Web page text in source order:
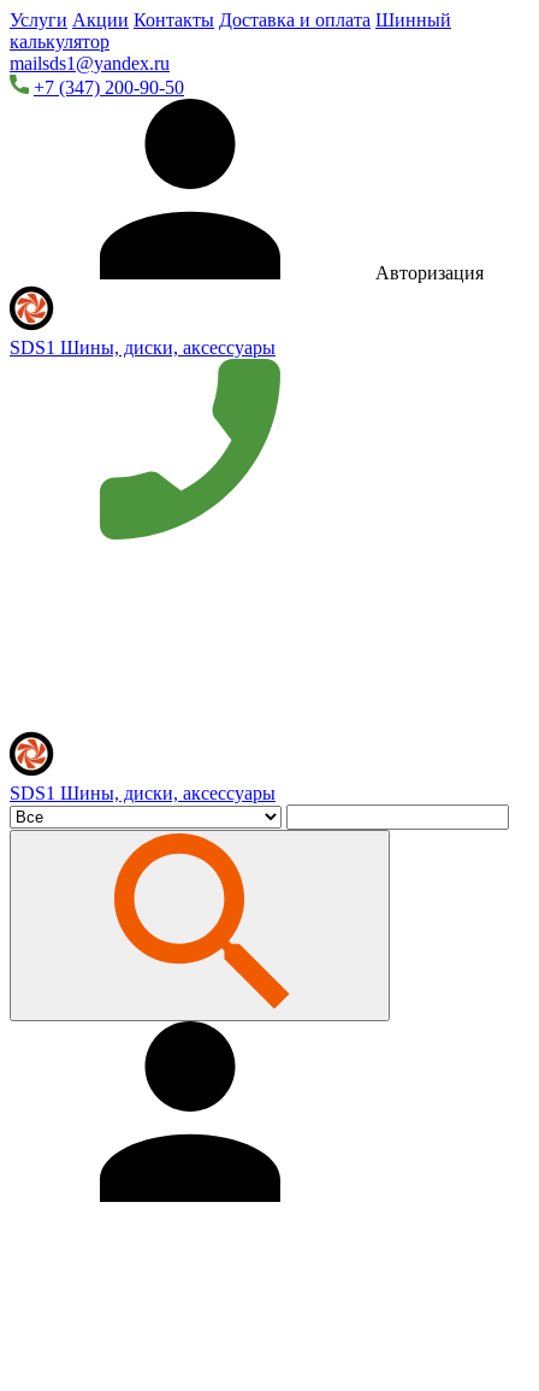
Услуги Акции Контакты Доставка и оплата Шинный
калькулятор
mailsds1@yandex.ru
+7 (347) 200-90-50
Авторизация
SDS1 Шины, диски, аксессуары
SDS1 Шины, диски, аксессуары